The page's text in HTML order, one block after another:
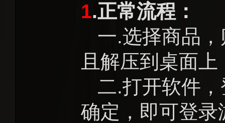
1.正常流程：
一.选择商品，
且解压到桌面上
二.打开软件，
确定，即可登